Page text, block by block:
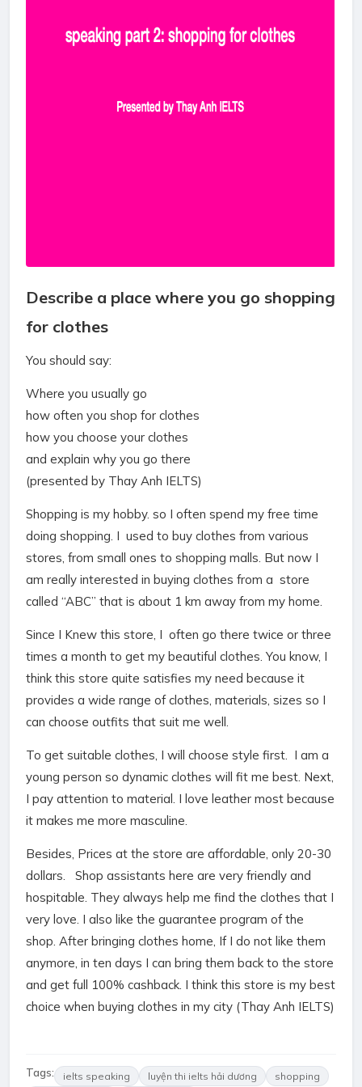
Describe a place where you go shopping
for clothes
You should say:
Where you usually go
how often you shop for clothes
how you choose your clothes
and explain why you go there
(presented by Thay Anh IELTS)
Shopping is my hobby. so I often spend my free time
doing shopping. I used to buy clothes from various
stores, from small ones to shopping malls. But now I
am really interested in buying clothes from a store
called “ABC” that is about 1 km away from my home.
Since I Knew this store, I often go there twice or three
times a month to get my beautiful clothes. You know, I
think this store quite satisfies my need because it
provides a wide range of clothes, materials, sizes so I
can choose outfits that suit me well.
To get suitable clothes, I will choose style first. I am a
young person so dynamic clothes will fit me best. Next,
I pay attention to material. I love leather most because
it makes me more masculine.
Besides, Prices at the store are affordable, only 20-30
dollars. Shop assistants here are very friendly and
hospitable. They always help me find the clothes that I
very love. I also like the guarantee program of the
shop. After bringing clothes home, If I do not like them
anymore, in ten days I can bring them back to the store
and get full 100% cashback. I think this store is my best
choice when buying clothes in my city (Thay Anh IELTS)
Tags: ielts speaking luyện thi ielts hải dương
shopping